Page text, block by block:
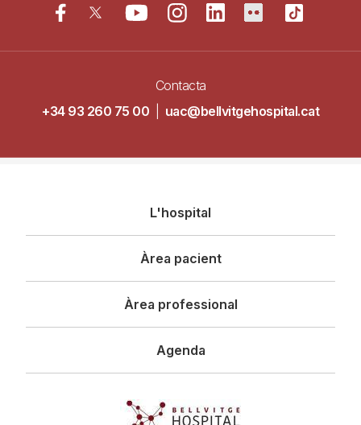
Contacta
+34 93 260 75 00
uac@bellvitgehospital.cat
principal
L'hospital
Àrea pacient
Àrea professional
Agenda